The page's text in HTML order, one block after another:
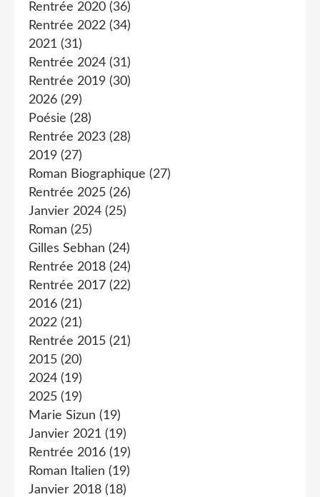
Rentrée 2020 (36)
Rentrée 2022 (34)
2021 (31)
Rentrée 2024 (31)
Rentrée 2019 (30)
2026 (29)
Poésie (28)
Rentrée 2023 (28)
2019 (27)
Roman Biographique (27)
Rentrée 2025 (26)
Janvier 2024 (25)
Roman (25)
Gilles Sebhan (24)
Rentrée 2018 (24)
Rentrée 2017 (22)
2016 (21)
2022 (21)
Rentrée 2015 (21)
2015 (20)
2024 (19)
2025 (19)
Marie Sizun (19)
Janvier 2021 (19)
Rentrée 2016 (19)
Roman Italien (19)
Janvier 2018 (18)